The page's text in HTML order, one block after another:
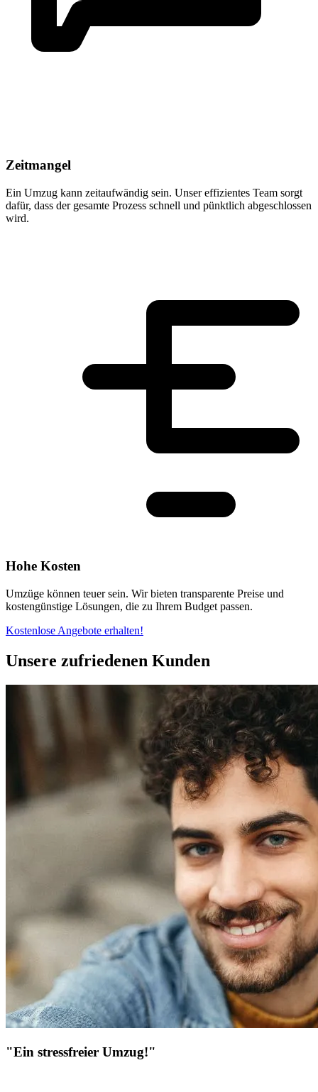
Zeitmangel
Ein Umzug kann zeitaufwändig sein. Unser effizientes Team sorgt
dafür, dass der gesamte Prozess schnell und pünktlich abgeschlossen
wird.
Hohe Kosten
Umzüge können teuer sein. Wir bieten transparente Preise und
kostengünstige Lösungen, die zu Ihrem Budget passen.
Kostenlose Angebote erhalten!
Unsere zufriedenen Kunden
"Ein stressfreier Umzug!"